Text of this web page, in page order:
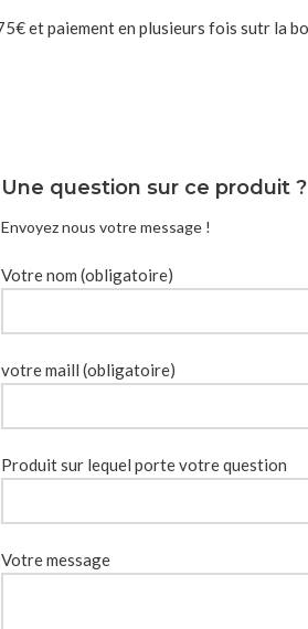
Une question sur ce produit ?
Envoyez nous votre message !
Votre nom (obligatoire)
votre maill (obligatoire)
Produit sur lequel porte votre question
Votre message